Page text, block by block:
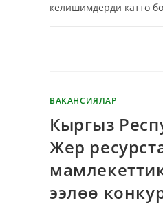
келишимдерди катто
ВАКАНСИЯЛАР
Кыргыз
Жер
ээлөө